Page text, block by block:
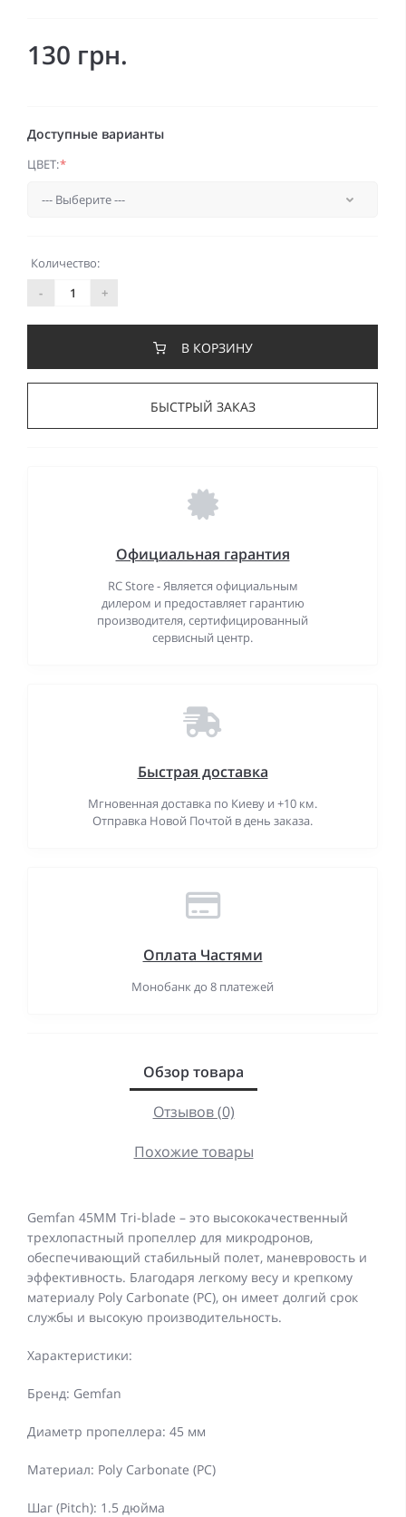
130 грн.
Доступные варианты
ЦВЕТ:*
Количество:
-
+
В КОРЗИНУ
БЫСТРЫЙ ЗАКАЗ
Официальная гарантия
RC Store - Является официальным
дилером и предоставляет гарантию
производителя, сертифицированный
сервисный центр.
Быстрая доставка
Мгновенная доставка по Киеву и +10 км.
Отправка Новой Почтой в день заказа.
Оплата Частями
Монобанк до 8 платежей
Обзор товара
Отзывов (0)
Похожие товары
Gemfan 45MM Tri-blade – это высококачественный
трехлопастный пропеллер для микродронов,
обеспечивающий стабильный полет, маневровость и
эффективность. Благодаря легкому весу и крепкому
материалу Poly Carbonate (PC), он имеет долгий срок
службы и высокую производительность.
Характеристики:
Бренд: Gemfan
Диаметр пропеллера: 45 мм
Материал: Poly Carbonate (PC)
Шаг (Pitch): 1.5 дюйма